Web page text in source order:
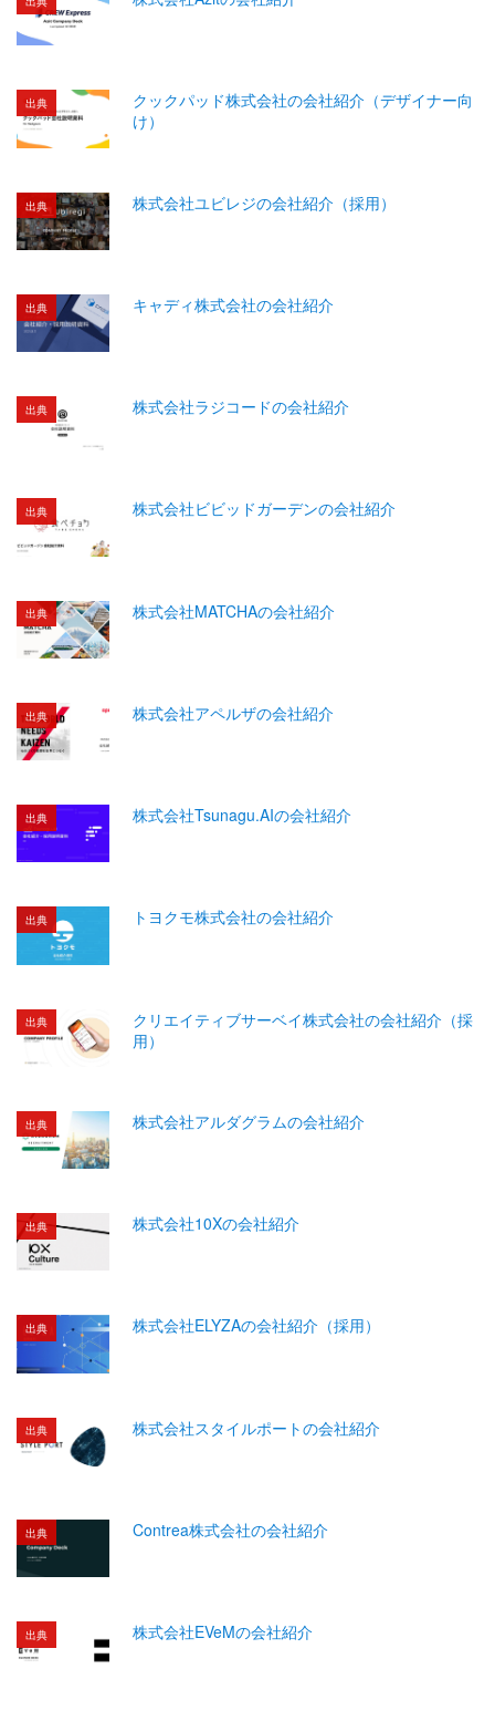
出典
クックパッド株式会社の会社紹介（デザイナー向
け）
出典 株式会社ユビレジの会社紹介（採用）
出典 キャディ株式会社の会社紹介
出典 株式会社ラジコードの会社紹介
出典 株式会社ビビッドガーデンの会社紹介
出典 株式会社MATCHAの会社紹介
出典 株式会社アペルザの会社紹介
出典 株式会社Tsunagu.AIの会社紹介
出典 トヨクモ株式会社の会社紹介
出典
クリエイティブサーベイ株式会社の会社紹介（採
用）
出典 株式会社アルダグラムの会社紹介
出典 株式会社10Xの会社紹介
出典 株式会社ELYZAの会社紹介（採用）
出典 株式会社スタイルポートの会社紹介
出典 Contrea株式会社の会社紹介
出典 株式会社EVeMの会社紹介